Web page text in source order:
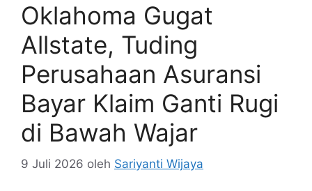
Oklahoma Gugat
Allstate, Tuding
Perusahaan Asuransi
Bayar Klaim Ganti Rugi
di Bawah Wajar
9 Juli 2026 oleh Sariyanti Wijaya